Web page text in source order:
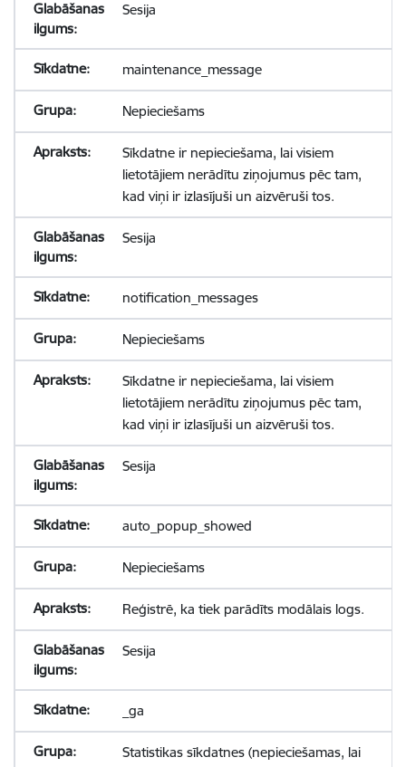
Sesija
maintenance_message
Nepieciešams
Sīkdatne ir nepieciešama, lai visiem
lietotājiem nerādītu ziņojumus pēc tam,
kad viņi ir izlasījuši un aizvēruši tos.
Sesija
notification_messages
Nepieciešams
Sīkdatne ir nepieciešama, lai visiem
lietotājiem nerādītu ziņojumus pēc tam,
kad viņi ir izlasījuši un aizvēruši tos.
Sesija
auto_popup_showed
Nepieciešams
Reģistrē, ka tiek parādīts modālais logs.
Sesija
_ga
Statistikas sīkdatnes (nepieciešamas, lai